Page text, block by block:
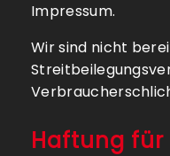
Impressum.
Wir sind nicht
Haftung